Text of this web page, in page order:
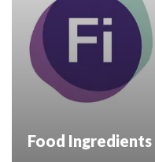
Food